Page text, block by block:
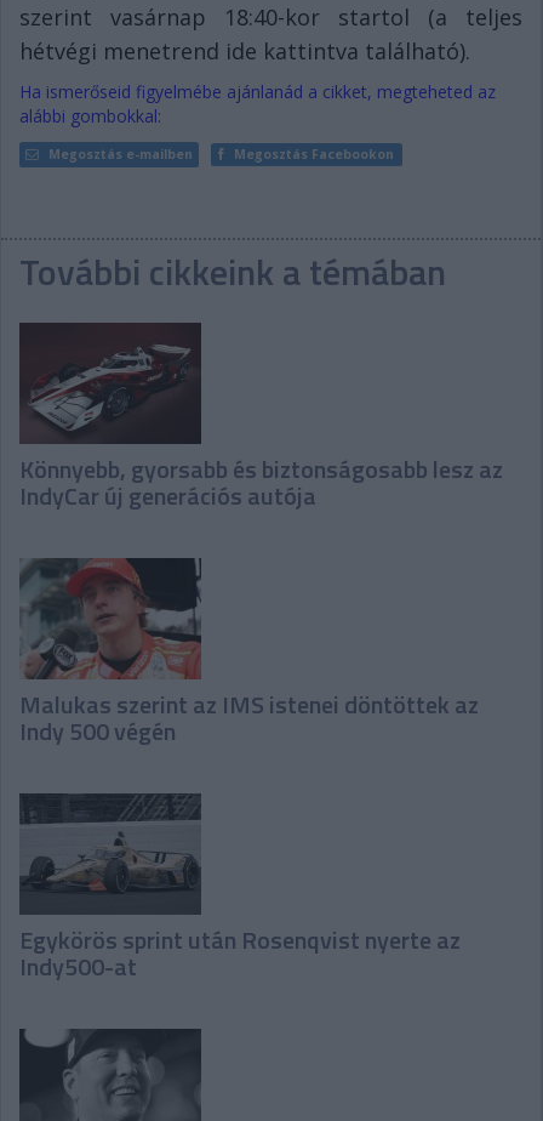
szerint vasárnap 18:40-kor startol (a teljes
hétvégi menetrend ide kattintva található).
Ha ismerőseid figyelmébe ajánlanád a cikket, megteheted az
alábbi gombokkal:
Megosztás e-mailben Megosztás Facebookon
További cikkeink a témában
Könnyebb, gyorsabb és biztonságosabb lesz az
IndyCar új generációs autója
Malukas szerint az IMS istenei döntöttek az
Indy 500 végén
Egykörös sprint után Rosenqvist nyerte az
Indy500-at